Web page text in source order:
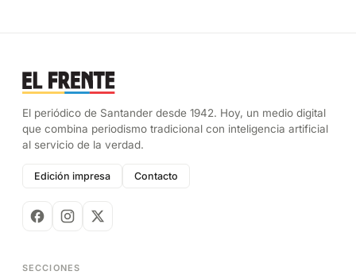
El periódico de Santander desde 1942. Hoy, un medio digital
que combina periodismo tradicional con inteligencia artificial
al servicio de la verdad.
Edición impresa Contacto
SECCIONES